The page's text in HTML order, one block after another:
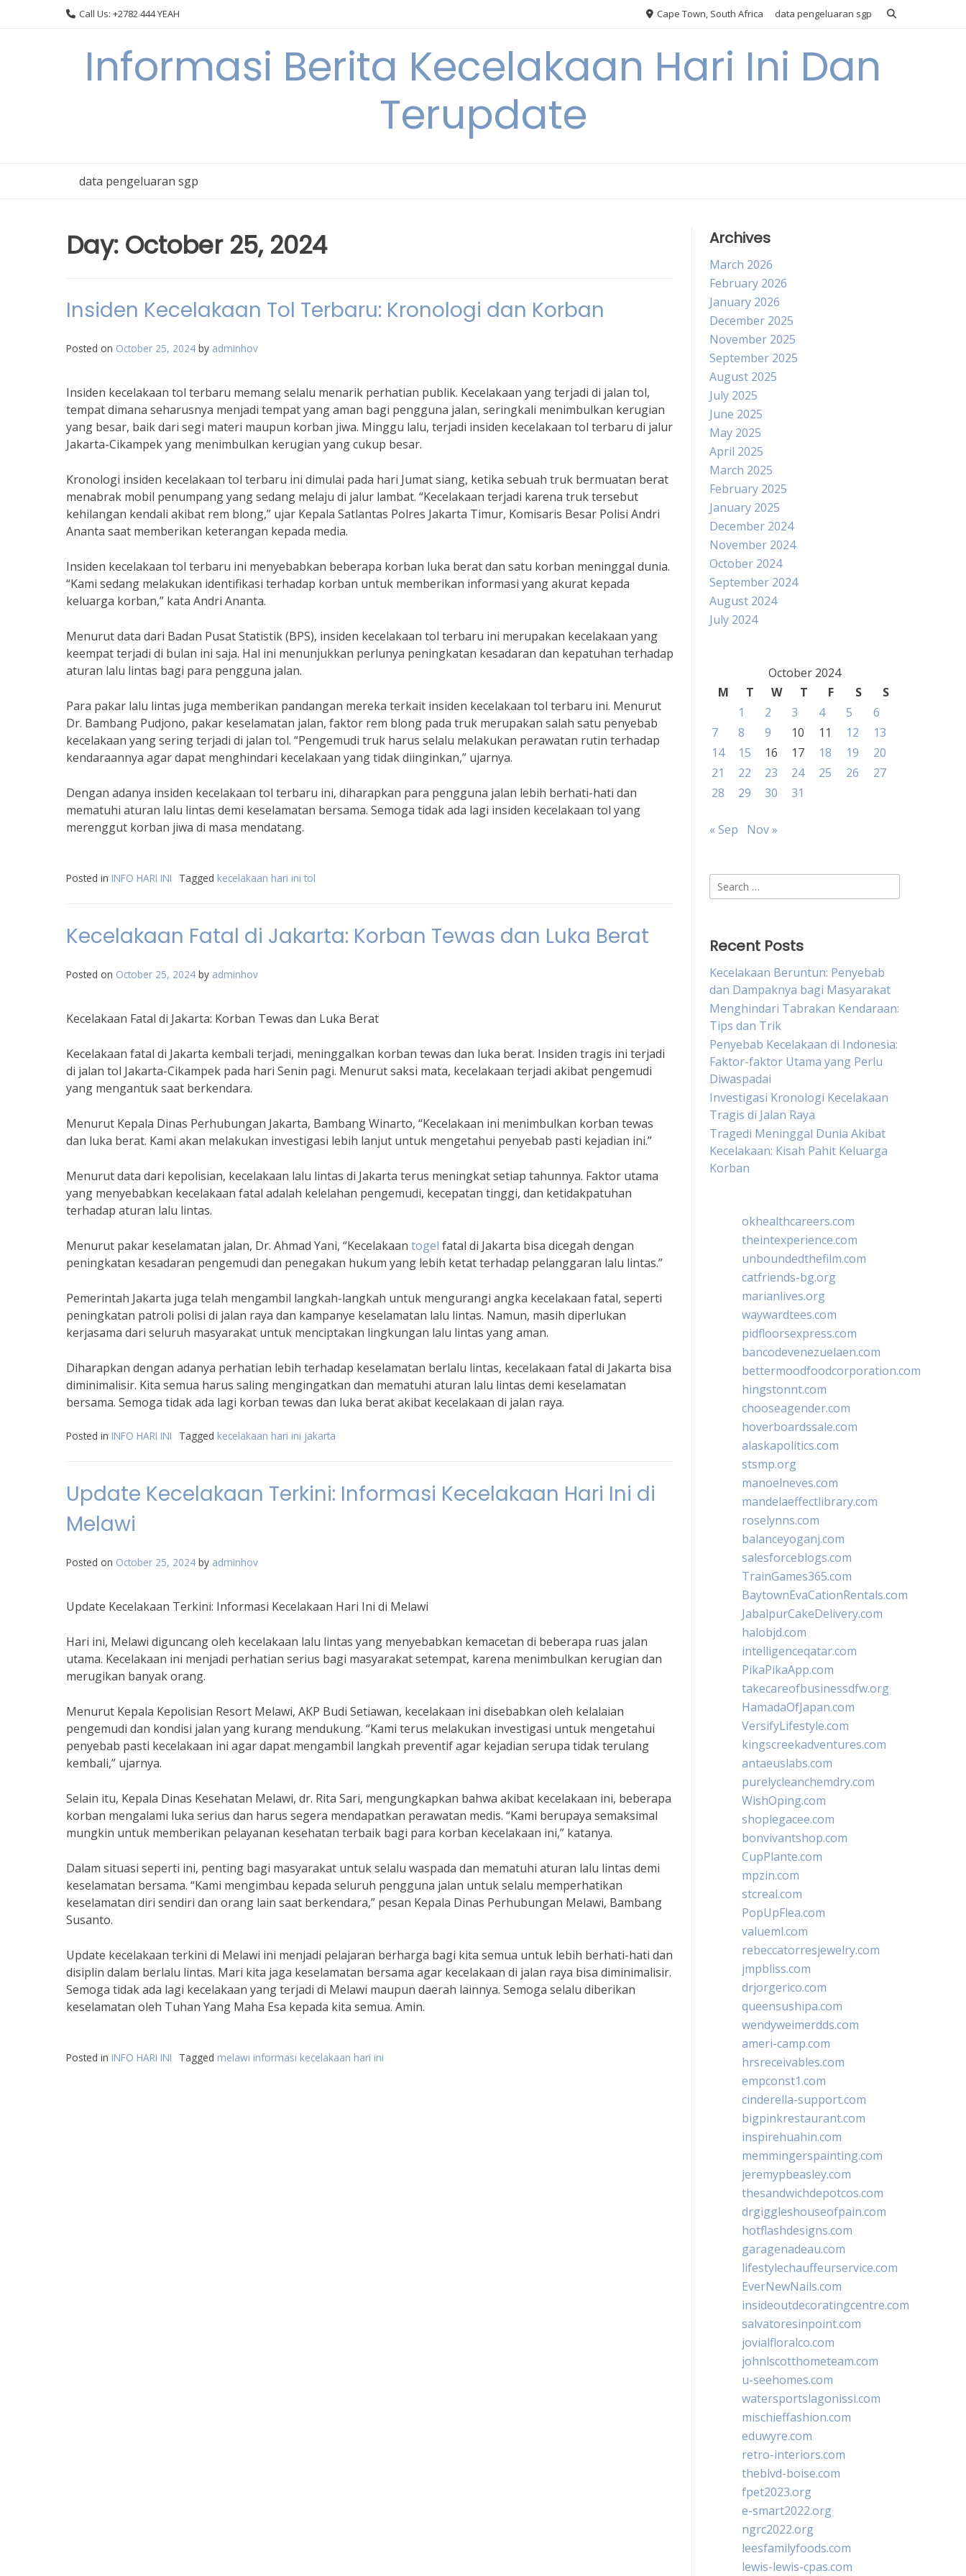
Call Us: +2782 444 YEAH Cape Town, South Africa data pengeluaran sgp
Informasi Berita Kecelakaan Hari Ini Dan
Terupdate
data pengeluaran sgp
Day: October 25, 2024
Insiden Kecelakaan Tol Terbaru: Kronologi dan Korban
Posted on October 25, 2024 by adminhov
Insiden kecelakaan tol terbaru memang selalu menarik perhatian publik. Kecelakaan yang terjadi di jalan tol,
tempat dimana seharusnya menjadi tempat yang aman bagi pengguna jalan, seringkali menimbulkan kerugian
yang besar, baik dari segi materi maupun korban jiwa. Minggu lalu, terjadi insiden kecelakaan tol terbaru di jalur
Jakarta-Cikampek yang menimbulkan kerugian yang cukup besar.
Kronologi insiden kecelakaan tol terbaru ini dimulai pada hari Jumat siang, ketika sebuah truk bermuatan berat
menabrak mobil penumpang yang sedang melaju di jalur lambat. “Kecelakaan terjadi karena truk tersebut
kehilangan kendali akibat rem blong,” ujar Kepala Satlantas Polres Jakarta Timur, Komisaris Besar Polisi Andri
Ananta saat memberikan keterangan kepada media.
Insiden kecelakaan tol terbaru ini menyebabkan beberapa korban luka berat dan satu korban meninggal dunia.
“Kami sedang melakukan identifikasi terhadap korban untuk memberikan informasi yang akurat kepada
keluarga korban,” kata Andri Ananta.
Menurut data dari Badan Pusat Statistik (BPS), insiden kecelakaan tol terbaru ini merupakan kecelakaan yang
keempat terjadi di bulan ini saja. Hal ini menunjukkan perlunya peningkatan kesadaran dan kepatuhan terhadap
aturan lalu lintas bagi para pengguna jalan.
Para pakar lalu lintas juga memberikan pandangan mereka terkait insiden kecelakaan tol terbaru ini. Menurut
Dr. Bambang Pudjono, pakar keselamatan jalan, faktor rem blong pada truk merupakan salah satu penyebab
kecelakaan yang sering terjadi di jalan tol. “Pengemudi truk harus selalu melakukan perawatan rutin terhadap
kendaraannya agar dapat menghindari kecelakaan yang tidak diinginkan,” ujarnya.
Dengan adanya insiden kecelakaan tol terbaru ini, diharapkan para pengguna jalan lebih berhati-hati dan
mematuhi aturan lalu lintas demi keselamatan bersama. Semoga tidak ada lagi insiden kecelakaan tol yang
merenggut korban jiwa di masa mendatang.
Posted in INFO HARI INI Tagged kecelakaan hari ini tol
Kecelakaan Fatal di Jakarta: Korban Tewas dan Luka Berat
Posted on October 25, 2024 by adminhov
Kecelakaan Fatal di Jakarta: Korban Tewas dan Luka Berat
Kecelakaan fatal di Jakarta kembali terjadi, meninggalkan korban tewas dan luka berat. Insiden tragis ini terjadi
di jalan tol Jakarta-Cikampek pada hari Senin pagi. Menurut saksi mata, kecelakaan terjadi akibat pengemudi
yang mengantuk saat berkendara.
Menurut Kepala Dinas Perhubungan Jakarta, Bambang Winarto, “Kecelakaan ini menimbulkan korban tewas
dan luka berat. Kami akan melakukan investigasi lebih lanjut untuk mengetahui penyebab pasti kejadian ini.”
Menurut data dari kepolisian, kecelakaan lalu lintas di Jakarta terus meningkat setiap tahunnya. Faktor utama
yang menyebabkan kecelakaan fatal adalah kelelahan pengemudi, kecepatan tinggi, dan ketidakpatuhan
terhadap aturan lalu lintas.
Menurut pakar keselamatan jalan, Dr. Ahmad Yani, “Kecelakaan togel fatal di Jakarta bisa dicegah dengan
peningkatan kesadaran pengemudi dan penegakan hukum yang lebih ketat terhadap pelanggaran lalu lintas.”
Pemerintah Jakarta juga telah mengambil langkah-langkah untuk mengurangi angka kecelakaan fatal, seperti
peningkatan patroli polisi di jalan raya dan kampanye keselamatan lalu lintas. Namun, masih diperlukan
kerjasama dari seluruh masyarakat untuk menciptakan lingkungan lalu lintas yang aman.
Diharapkan dengan adanya perhatian lebih terhadap keselamatan berlalu lintas, kecelakaan fatal di Jakarta bisa
diminimalisir. Kita semua harus saling mengingatkan dan mematuhi aturan lalu lintas demi keselamatan
bersama. Semoga tidak ada lagi korban tewas dan luka berat akibat kecelakaan di jalan raya.
Posted in INFO HARI INI Tagged kecelakaan hari ini jakarta
Update Kecelakaan Terkini: Informasi Kecelakaan Hari Ini di
Melawi
Posted on October 25, 2024 by adminhov
Update Kecelakaan Terkini: Informasi Kecelakaan Hari Ini di Melawi
Hari ini, Melawi diguncang oleh kecelakaan lalu lintas yang menyebabkan kemacetan di beberapa ruas jalan
utama. Kecelakaan ini menjadi perhatian serius bagi masyarakat setempat, karena menimbulkan kerugian dan
merugikan banyak orang.
Menurut Kepala Kepolisian Resort Melawi, AKP Budi Setiawan, kecelakaan ini disebabkan oleh kelalaian
pengemudi dan kondisi jalan yang kurang mendukung. “Kami terus melakukan investigasi untuk mengetahui
penyebab pasti kecelakaan ini agar dapat mengambil langkah preventif agar kejadian serupa tidak terulang
kembali,” ujarnya.
Selain itu, Kepala Dinas Kesehatan Melawi, dr. Rita Sari, mengungkapkan bahwa akibat kecelakaan ini, beberapa
korban mengalami luka serius dan harus segera mendapatkan perawatan medis. “Kami berupaya semaksimal
mungkin untuk memberikan pelayanan kesehatan terbaik bagi para korban kecelakaan ini,” katanya.
Dalam situasi seperti ini, penting bagi masyarakat untuk selalu waspada dan mematuhi aturan lalu lintas demi
keselamatan bersama. “Kami mengimbau kepada seluruh pengguna jalan untuk selalu memperhatikan
keselamatan diri sendiri dan orang lain saat berkendara,” pesan Kepala Dinas Perhubungan Melawi, Bambang
Susanto.
Update kecelakaan terkini di Melawi ini menjadi pelajaran berharga bagi kita semua untuk lebih berhati-hati dan
disiplin dalam berlalu lintas. Mari kita jaga keselamatan bersama agar kecelakaan di jalan raya bisa diminimalisir.
Semoga tidak ada lagi kecelakaan yang terjadi di Melawi maupun daerah lainnya. Semoga selalu diberikan
keselamatan oleh Tuhan Yang Maha Esa kepada kita semua. Amin.
Posted in INFO HARI INI Tagged melawi informasi kecelakaan hari ini
Archives
March 2026
February 2026
January 2026
December 2025
November 2025
September 2025
August 2025
July 2025
June 2025
May 2025
April 2025
March 2025
February 2025
January 2025
December 2024
November 2024
October 2024
September 2024
August 2024
July 2024
October 2024
M
T W T F S
S
1
2 3 4 5
6
7
8 9 10 11 12
13
14
15 16 17 18 19
20
21
22 23 24 25 26
27
28
29 30 31
« Sep Nov »
Search
for:
Recent Posts
Kecelakaan Beruntun: Penyebab
dan Dampaknya bagi Masyarakat
Menghindari Tabrakan Kendaraan:
Tips dan Trik
Penyebab Kecelakaan di Indonesia:
Faktor-faktor Utama yang Perlu
Diwaspadai
Investigasi Kronologi Kecelakaan
Tragis di Jalan Raya
Tragedi Meninggal Dunia Akibat
Kecelakaan: Kisah Pahit Keluarga
Korban
okhealthcareers.com
theintexperience.com
unboundedthefilm.com
catfriends-bg.org
marianlives.org
waywardtees.com
pidfloorsexpress.com
bancodevenezuelaen.com
bettermoodfoodcorporation.com
hingstonnt.com
chooseagender.com
hoverboardssale.com
alaskapolitics.com
stsmp.org
manoelneves.com
mandelaeffectlibrary.com
roselynns.com
balanceyoganj.com
salesforceblogs.com
TrainGames365.com
BaytownEvaCationRentals.com
JabalpurCakeDelivery.com
halobjd.com
intelligenceqatar.com
PikaPikaApp.com
takecareofbusinessdfw.org
HamadaOfJapan.com
VersifyLifestyle.com
kingscreekadventures.com
antaeuslabs.com
purelycleanchemdry.com
WishOping.com
shoplegacee.com
bonvivantshop.com
CupPlante.com
mpzin.com
stcreal.com
PopUpFlea.com
valueml.com
rebeccatorresjewelry.com
jmpbliss.com
drjorgerico.com
queensushipa.com
wendyweimerdds.com
ameri-camp.com
hrsreceivables.com
empconst1.com
cinderella-support.com
bigpinkrestaurant.com
inspirehuahin.com
memmingerspainting.com
jeremypbeasley.com
thesandwichdepotcos.com
drgiggleshouseofpain.com
hotflashdesigns.com
garagenadeau.com
lifestylechauffeurservice.com
EverNewNails.com
insideoutdecoratingcentre.com
salvatoresinpoint.com
jovialfloralco.com
johnlscotthometeam.com
u-seehomes.com
watersportslagonissi.com
mischieffashion.com
eduwyre.com
retro-interiors.com
theblvd-boise.com
fpet2023.org
e-smart2022.org
ngrc2022.org
leesfamilyfoods.com
lewis-lewis-cpas.com